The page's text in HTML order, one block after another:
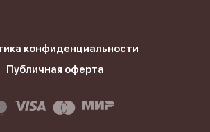
конфиденциальности
Публичная оферта